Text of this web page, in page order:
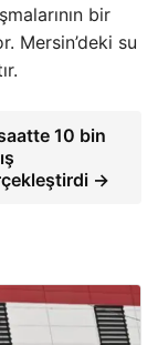
bir
Mersin’deki su
10 bin
→